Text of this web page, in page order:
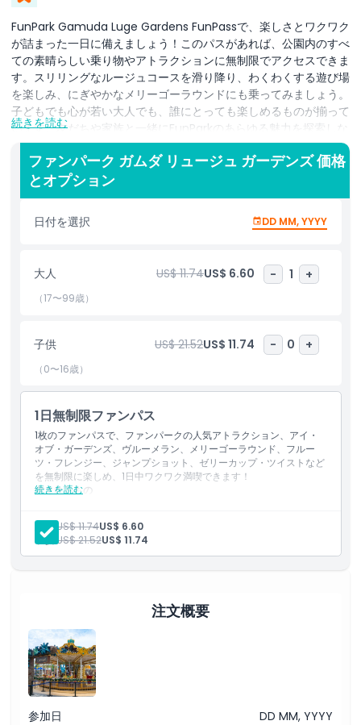
FunPark Gamuda Luge Gardens FunPassで、楽しさとワクワク
が詰まった一日に備えましょう！このパスがあれば、公園内のすべ
ての素晴らしい乗り物やアトラクションに無制限でアクセスできま
す。スリリングなルージュコースを滑り降り、わくわくする遊び場
を楽しみ、にぎやかなメリーゴーラウンドにも乗ってみましょう。
子どもでも心が若い大人でも、誰にとっても楽しめるものが揃って
います。友だちや家族と一緒にFunParkのあらゆる魅力を探索しな
がら、かけがえのない時間を過ごしてください。FunPassがあれ
ば、すべてのアクティビティを制限なく気軽に楽しめます。笑って
遊び、忘れられない思い出を作りながら公園の多彩な冒険を発見し
ましょう。スリル満点の乗り物からゆったりとしたひとときまで、
訪問のひとつひとつが特別な体験になります。FunPark Gamuda
Luge Gardens FunPassがあれば、あなたの一日は笑顔と冒険、
ハイライト
含まれるもの
子供／大人ポリシー
除外事項
対象外
営業時間
行き方
引換方法
続きを読む
ファンパーク ガムダ リュージュ ガーデンズ 価格
とオプション
日付を選択 DD MM, YYYY
大人 US$ 11.74US$ 6.60 - 1 +
（17〜99歳）
子供 US$ 21.52US$ 11.74 - 0 +
（0〜16歳）
1日無制限ファンパス
1枚のファンパスで、ファンパークの人気アトラクション、アイ・
オブ・ガーデンズ、ヴルーメラン、メリーゴーラウンド、フルー
ツ・フレンジー、ジャンプショット、ゼリーカップ・ツイストなど
を無制限に楽しめ、1日中ワクワク満喫できます！
続きを読む
含まれるもの
アイ・オブ・ガーデンズ、ヴルーメランなどのアトラクション
に1枚のパスでアクセスできます。
大人: US$ 11.74US$ 6.60
子供:
US$ 21.52US$ 11.74
注文概要
参加日
DD MM, YYYY